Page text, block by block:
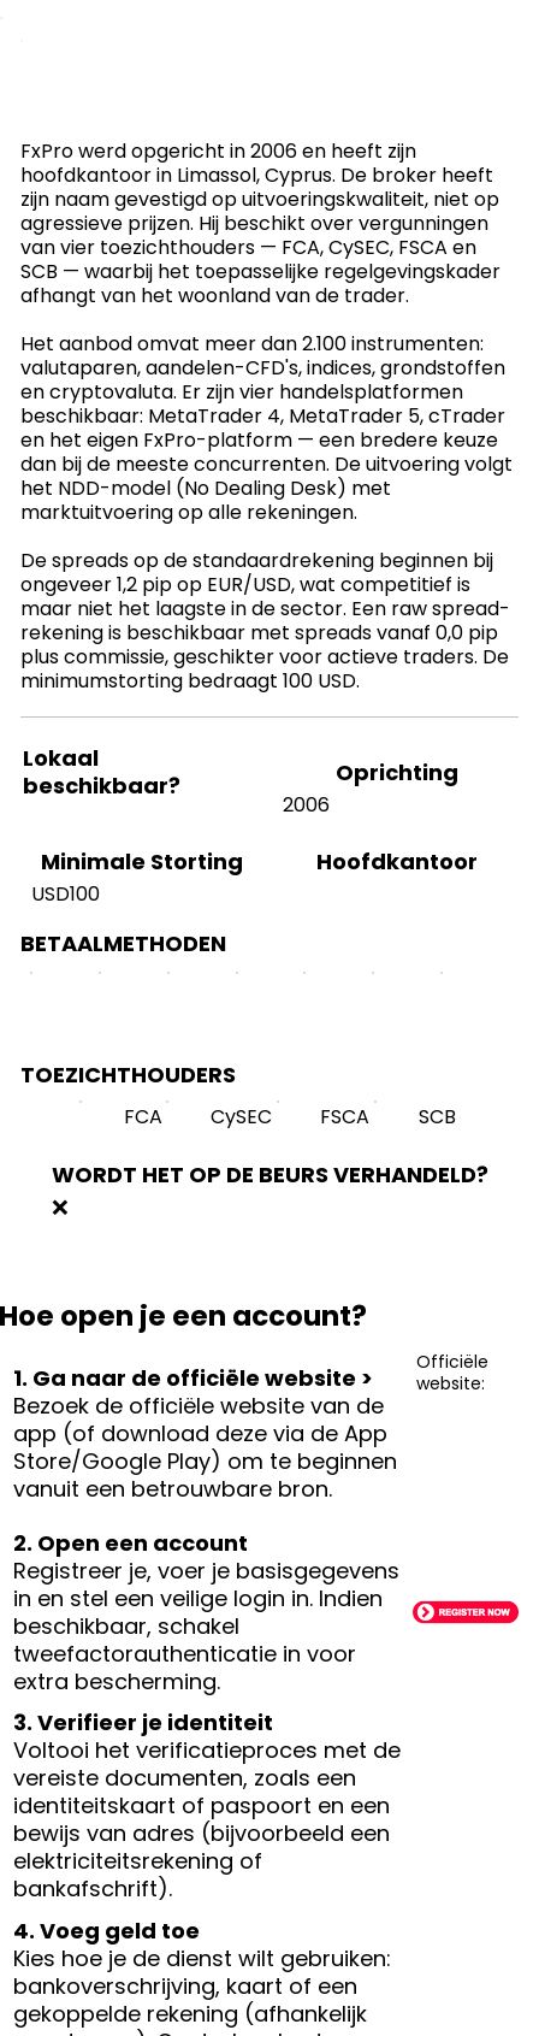
FxPro werd opgericht in 2006 en heeft zijn
hoofdkantoor in Limassol, Cyprus. De broker heeft
zijn naam gevestigd op uitvoeringskwaliteit, niet op
agressieve prijzen. Hij beschikt over vergunningen
van vier toezichthouders — FCA, CySEC, FSCA en
SCB — waarbij het toepasselijke regelgevingskader
afhangt van het woonland van de trader.
Het aanbod omvat meer dan 2.100 instrumenten:
valutaparen, aandelen-CFD's, indices, grondstoffen
en cryptovaluta. Er zijn vier handelsplatformen
beschikbaar: MetaTrader 4, MetaTrader 5, cTrader
en het eigen FxPro-platform — een bredere keuze
dan bij de meeste concurrenten. De uitvoering volgt
het NDD-model (No Dealing Desk) met
marktuitvoering op alle rekeningen.
De spreads op de standaardrekening beginnen bij
ongeveer 1,2 pip op EUR/USD, wat competitief is
maar niet het laagste in de sector. Een raw spread-
rekening is beschikbaar met spreads vanaf 0,0 pip
plus commissie, geschikter voor actieve traders. De
minimumstorting bedraagt 100 USD.
Lokaal
beschikbaar?
Oprichting
2006
Minimale Storting
USD100
Hoofdkantoor
BETAALMETHODEN
TOEZICHTHOUDERS
FCA CySEC FSCA SCB
WORDT HET OP DE BEURS VERHANDELD?
❌
Hoe open je een account?
1. Ga naar de officiële website >
Bezoek de officiële website van de
app (of download deze via de App
Store/Google Play) om te beginnen
vanuit een betrouwbare bron.
2. Open een account
Registreer je, voer je basisgegevens
in en stel een veilige login in. Indien
beschikbaar, schakel
tweefactorauthenticatie in voor
extra bescherming.
3. Verifieer je identiteit
Voltooi het verificatieproces met de
vereiste documenten, zoals een
identiteitskaart of paspoort en een
bewijs van adres (bijvoorbeeld een
elektriciteitsrekening of
bankafschrift).
4. Voeg geld toe
Kies hoe je de dienst wilt gebruiken:
bankoverschrijving, kaart of een
gekoppelde rekening (afhankelijk
Officiële
website: